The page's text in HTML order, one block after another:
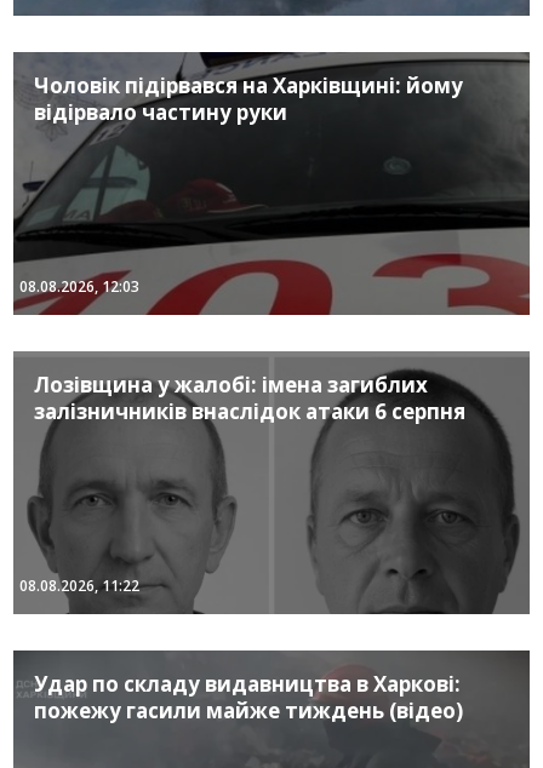
Чоловік підірвався на Харківщині: йому
відірвало частину руки
08.08.2026, 12:03
Лозівщина у жалобі: імена загиблих
залізничників внаслідок атаки 6 серпня
08.08.2026, 11:22
Удар по складу видавництва в Харкові:
пожежу гасили майже тиждень (відео)